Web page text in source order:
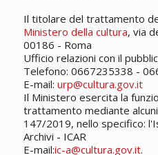
Il titolare del trattamento
Ministero della cultura, via
00186 - Roma
Ufficio relazioni con il
Telefono: 0667235338 -
E-mail: urp@cultura.gov.it
Il Ministero esercita la
trattamento mediante
147/2019, nello specifico:
Archivi - ICAR
E-mail:ic-a@cultura.gov.it.